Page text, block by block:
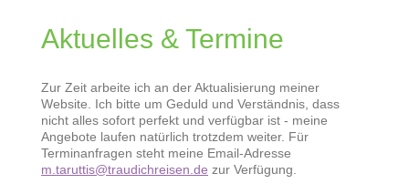
Aktuelles & Termine
Zur Zeit arbeite ich an der Aktualisierung meiner
Website. Ich bitte um Geduld und Verständnis, dass
nicht alles sofort perfekt und verfügbar ist - meine
Angebote laufen natürlich trotzdem weiter. Für
Terminanfragen steht meine Email-Adresse
m.taruttis@traudichreisen.de zur Verfügung.